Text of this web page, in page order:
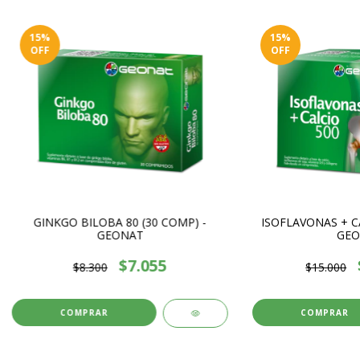
15%
OFF
GINKGO BILOBA 80 (30 COMP) -
GEONAT
$8.300 $7.055
15%
OFF
ISOFLAVONAS +
$15.000